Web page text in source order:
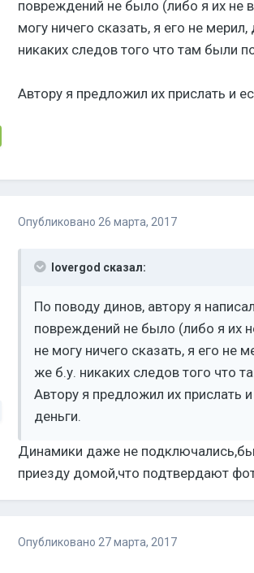
повреждений не было (либо я их не
могу ничего сказать, я его не
никаких следов того что там были
Автору я предложил их прислать и
Опубликовано 26 марта, 2017
lovergod сказал:
По поводу динов, автору я
повреждений не было (либо я их
не могу ничего сказать, я его не
же б.у. никаких следов того что
Автору я предложил их прислать
деньги.
Динамики даже не
приезду домой,что подтвердают
Опубликовано 27 марта, 2017